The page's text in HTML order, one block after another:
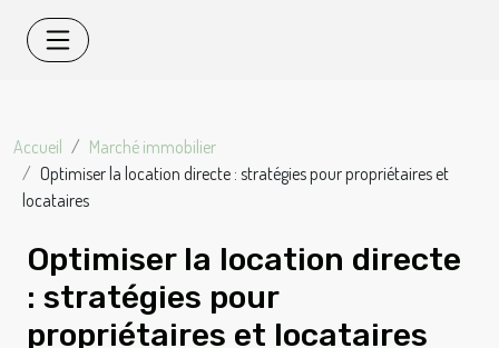
Accueil
Marché immobilier
Optimiser la location directe : stratégies pour propriétaires et
locataires
Optimiser la location directe
: stratégies pour
propriétaires et locataires